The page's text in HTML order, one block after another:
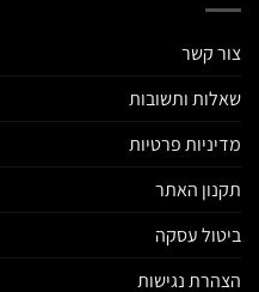
צור קשר
שאלות ותשובות
מדיניות פרטיות
תקנון האתר
ביטול עסקה
הצהרת נגישות